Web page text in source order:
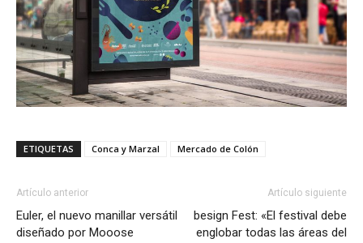
ETIQUETAS Conca y Marzal Mercado de Colón
Artículo anterior
Euler, el nuevo manillar versátil
diseñado por Mooose
Artículo siguiente
besign Fest: «El festival debe
englobar todas las áreas del